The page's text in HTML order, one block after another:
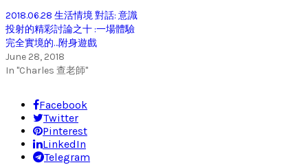
2018.06.28 生活情境 對話: 意識
投射的精彩討論之十 :一場體驗
完全實境的…附身遊戲
June 28, 2018
In "Charles 查老師"
Facebook
Twitter
Pinterest
LinkedIn
Telegram